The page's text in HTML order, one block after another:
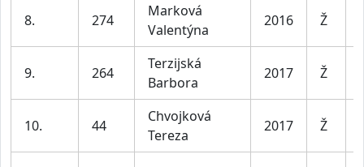
8. 274
Marková
Valentýna
2016 Ž
9. 264
Terzijská
Barbora
2017 Ž
10. 44
Chvojková
Tereza
2017 Ž